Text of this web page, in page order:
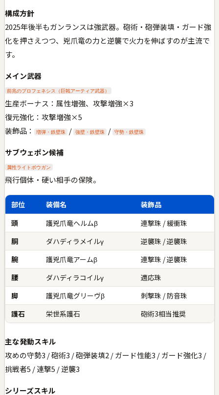
構成方針
2025年後半もガンランスは強武器。砲術・砲弾装填・ガード強
化を押さえつつ、兇爪竜の力と逆襲で火力を伸ばすのが主流で
す。
メイン武器
前兆のプロフェネシス（巨戟アーティア武器）
生産ボーナス：属性増強、攻撃増強×3
復元強化：攻撃増強×5
装飾品：
増弾・鉄壁珠 / 強壁・鉄壁珠 / 守勢・鉄壁珠
サブウェポン候補
属性ライトボウガン
飛行個体・硬い相手の保険。
部位 装備名
装飾品
頭
護兇爪竜ヘルムβ
連撃珠 / 緩衝珠
胴
ダハディラメイルγ
逆襲珠 / 逆襲珠
腕
護兇爪竜アームβ
連撃珠 / 逆襲珠
腰
ダハディラコイルγ
適応珠
脚
護兇爪竜グリーヴβ
刺撃珠 / 防音珠
護石
栄世系護石 砲術3相当推奨
主な発動スキル
攻めの守勢3 / 砲術3 / 砲弾装填2 / ガード性能3 / ガード強化3 /
挑戦者5 / 連撃5 / 逆襲3
シリーズスキル